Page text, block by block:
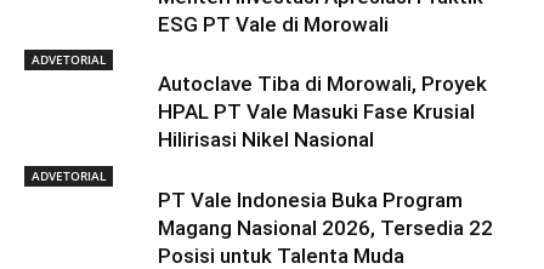
ESG PT Vale di Morowali
ADVETORIAL
Autoclave Tiba di Morowali, Proyek
HPAL PT Vale Masuki Fase Krusial
Hilirisasi Nikel Nasional
ADVETORIAL
PT Vale Indonesia Buka Program
Magang Nasional 2026, Tersedia 22
Posisi untuk Talenta Muda